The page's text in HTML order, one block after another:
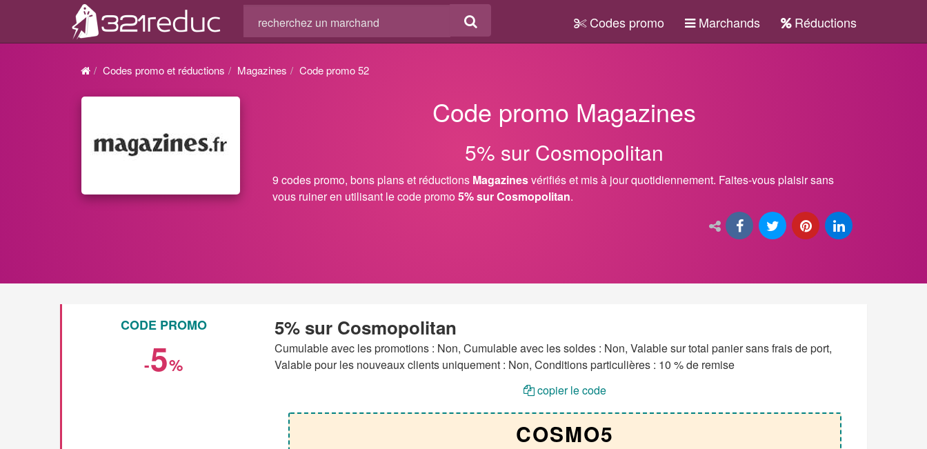
Codes promo Marchands Réductions
Codes promo et réductions Magazines Code promo 52
Code promo Magazines
5% sur Cosmopolitan
9 codes promo, bons plans et réductions Magazinesvérifiés et mis à jour quotidiennement. Faites-vous plaisir sans
vous ruiner en utilisant le code promo 5% sur Cosmopolitan.
CODE PROMO
-5%
5% sur Cosmopolitan
Cumulable avec les promotions : Non, Cumulable avec les soldes : Non, Valable sur total panier sans frais de port,
Valable pour les nouveaux clients uniquement : Non, Conditions particulières : 10 % de remise
copier le code
COSMO5